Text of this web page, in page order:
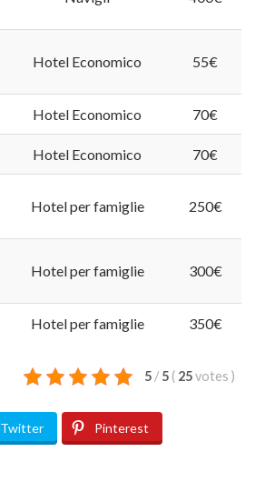
Hotel Economico 55€
Hotel Economico 70€
Hotel Economico 70€
Hotel per famiglie 250€
Hotel per famiglie 300€
Hotel per famiglie 350€
5 / 5 ( 25 votes )
Twitter Pinterest